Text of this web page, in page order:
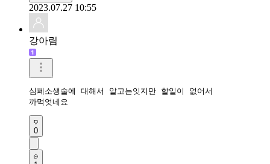
2023.07.27 10:55
강아림
심폐소생술에 대해서 알고는잇지만 할일이 없어서
까먹엇네요
0